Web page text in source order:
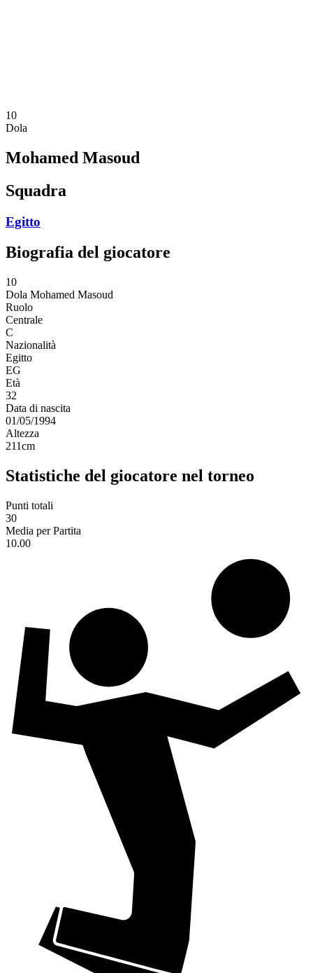
10
Dola
Mohamed Masoud
Squadra
Egitto
Biografia del giocatore
10
Dola Mohamed Masoud
Ruolo
Centrale
C
Nazionalità
Egitto
EG
Età
32
Data di nascita
01/05/1994
Altezza
211cm
Statistiche del giocatore nel torneo
Punti totali
30
Media per Partita
10.00